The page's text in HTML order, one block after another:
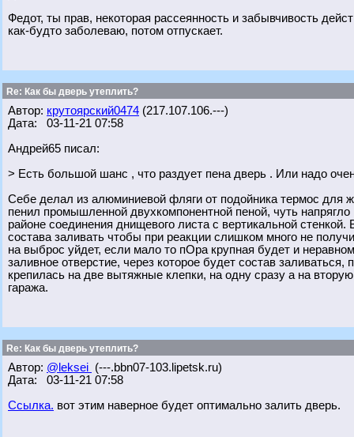
Федот, ты прав, некоторая рассеянность и забывчивость
как-будто заболеваю, потом отпускает.
Re: Как бы дверь утеплить?
Автор: крутоярский0474 (217.107.106.---)
Дата: 03-11-21 07:58
Андрей65 писал:
> Есть большой шанс , что раздует пена дверь . Или надо
Себе делал из алюминиевой фляги от подойника термос для
пенил промышленной двухкомпонентной пеной, чуть
районе соединения днищевого листа с вертикальной
состава заливать чтобы при реакции слишком много не
на выброс уйдет, если мало то пОра крупная будет и
заливное отверстие, через которое будет состав
крепилась на две вытяжные клепки, на одну сразу а на
гаража.
Re: Как бы дверь утеплить?
Автор: @leksei (---.bbn07-103.lipetsk.ru)
Дата: 03-11-21 07:58
Ссылка. вот этим наверное будет оптимально залить дверь.